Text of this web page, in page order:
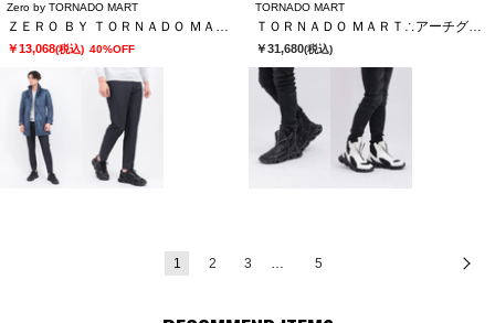
Zero by TORNADO MART
ＺＥＲＯ ＢＹ ＴＯＲＮＡＤＯ ＭＡＲＴ∴トリコットデニムライクパンツ
￥13,068(税込) 40%OFF
TORNADO MART
ＴＯＲＮＡＤＯ ＭＡＲＴ∴アーチグリットツインＺＩＰブーツ
￥31,680(税込)
1 2 3 … 5